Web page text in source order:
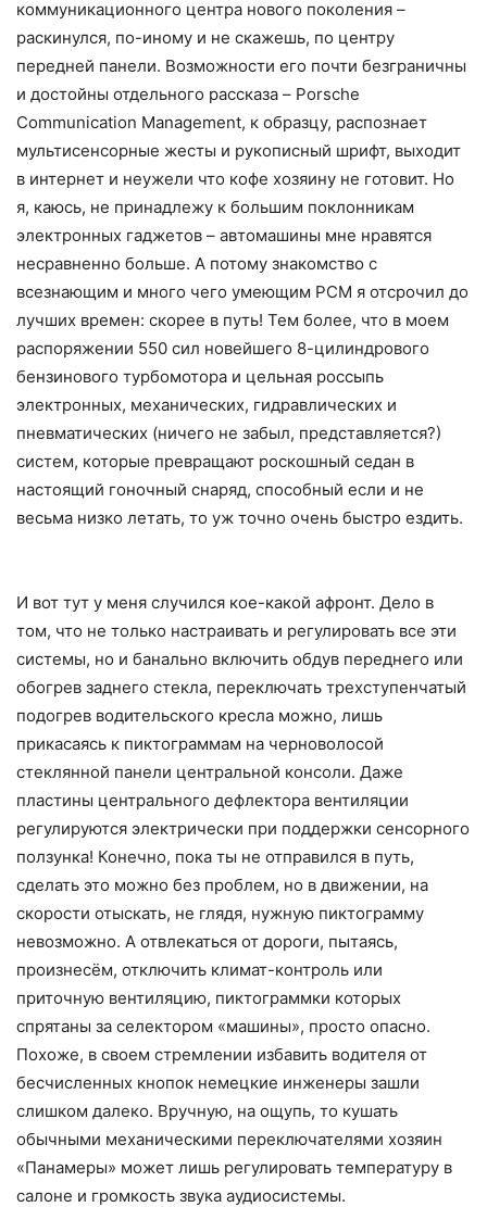
коммуникационного центра нового поколения –
раскинулся, по-иному и не скажешь, по центру
передней панели. Возможности его почти безграничны
и достойны отдельного рассказа – Porsche
Communication Management, к образцу, распознает
мультисенсорные жесты и рукописный шрифт, выходит
в интернет и неужели что кофе хозяину не готовит. Но
я, каюсь, не принадлежу к большим поклонникам
электронных гаджетов – автомашины мне нравятся
несравненно больше. А потому знакомство с
всезнающим и много чего умеющим PCM я отсрочил до
лучших времен: скорее в путь! Тем более, что в моем
распоряжении 550 сил новейшего 8-цилиндрового
бензинового турбомотора и цельная россыпь
электронных, механических, гидравлических и
пневматических (ничего не забыл, представляется?)
систем, которые превращают роскошный седан в
настоящий гоночный снаряд, способный если и не
весьма низко летать, то уж точно очень быстро ездить.
И вот тут у меня случился кое-какой афронт. Дело в
том, что не только настраивать и регулировать все эти
системы, но и банально включить обдув переднего или
обогрев заднего стекла, переключать трехступенчатый
подогрев водительского кресла можно, лишь
прикасаясь к пиктограммам на черноволосой
стеклянной панели центральной консоли. Даже
пластины центрального дефлектора вентиляции
регулируются электрически при поддержки сенсорного
ползунка! Конечно, пока ты не отправился в путь,
сделать это можно без проблем, но в движении, на
скорости отыскать, не глядя, нужную пиктограмму
невозможно. А отвлекаться от дороги, пытаясь,
произнесём, отключить климат-контроль или
приточную вентиляцию, пиктограммки которых
спрятаны за селектором «машины», просто опасно.
Похоже, в своем стремлении избавить водителя от
бесчисленных кнопок немецкие инженеры зашли
слишком далеко. Вручную, на ощупь, то кушать
обычными механическими переключателями хозяин
«Панамеры» может лишь регулировать температуру в
салоне и громкость звука аудиосистемы.